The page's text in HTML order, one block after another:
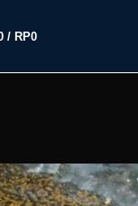
/ RP0